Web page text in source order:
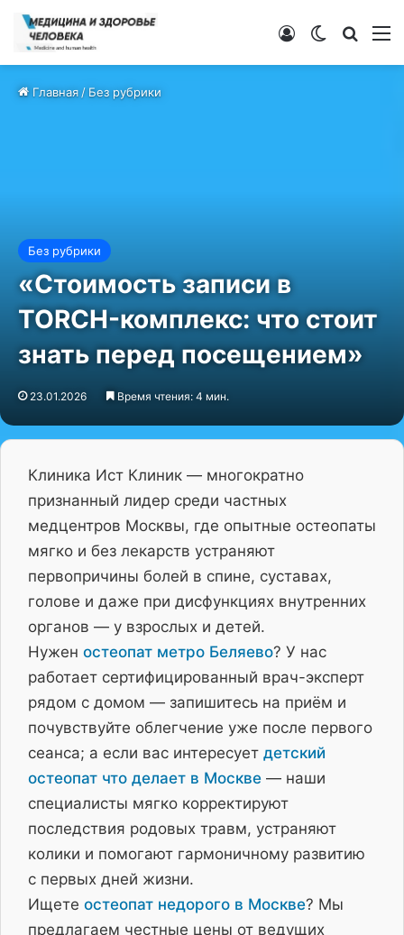
Switch skin
Войти
Главная/Без рубрики
Без рубрики
«Стоимость записи в
TORCH-комплекс: что стоит
знать перед посещением»
23.01.2026 Время чтения: 4 мин.
Клиника Ист Клиник — многократно
признанный лидер среди частных
медцентров Москвы, где опытные остеопаты
мягко и без лекарств устраняют
первопричины болей в спине, суставах,
голове и даже при дисфункциях внутренних
органов — у взрослых и детей.
Нужен остеопат метро Беляево? У нас
работает сертифицированный врач-эксперт
рядом с домом — запишитесь на приём и
почувствуйте облегчение уже после первого
сеанса; а если вас интересует детский
остеопат что делает в Москве — наши
специалисты мягко корректируют
последствия родовых травм, устраняют
колики и помогают гармоничному развитию
с первых дней жизни.
Ищете остеопат недорого в Москве? Мы
предлагаем честные цены от ведущих